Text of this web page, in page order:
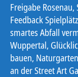
Freigabe
Feedback
smartes Abfall
Wuppertal,
bauen,
an der Street Art